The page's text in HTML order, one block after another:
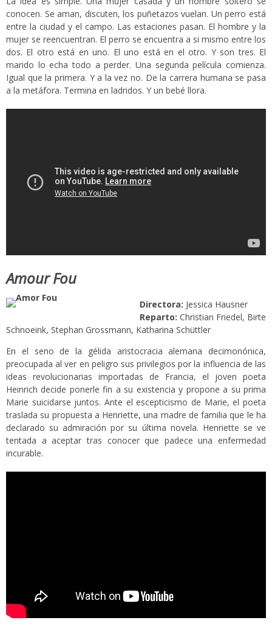
conocen. Se aman, discuten, los puñetazos vuelan. Un perro está
entre la ciudad y el campo. Las estaciones pasan. El hombre y la
mujer se reencuentran. El perro se encuentra a si mismo entre los
dos. El otro está en uno. El uno está en el otro. Y son tres. El
marido lo echa todo a perder. Una segunda película comienza.
Igual que la primera. Y a la vez no. De la carrera humana se pasa
a la metáfora. Termina en ladridos. Y un bebé llora.
Amour Fou
Directora: Jessica Hausner
Reparto: Christian Friedel, Birte
Schnoeink, Stephan Grossmann, Katharina Schüttler
En el seno de la gélida aristocracia alemana decimonónica,
preocupada al ver en peligro sus privilegios por la influencia de las
ideas revolucionarias importadas de Francia, el joven poeta
Heinrich decide ponerle fin a su existencia y propone a su prima
Marie suicidarse juntos. Ante el escepticismo de Marie, el poeta
traslada su propuesta a Henriette, una madre de familia que le ha
declarado su admiración por su última novela. Henriette se ve
tentada a aceptar tras conocer que padece una enfermedad
incurable.